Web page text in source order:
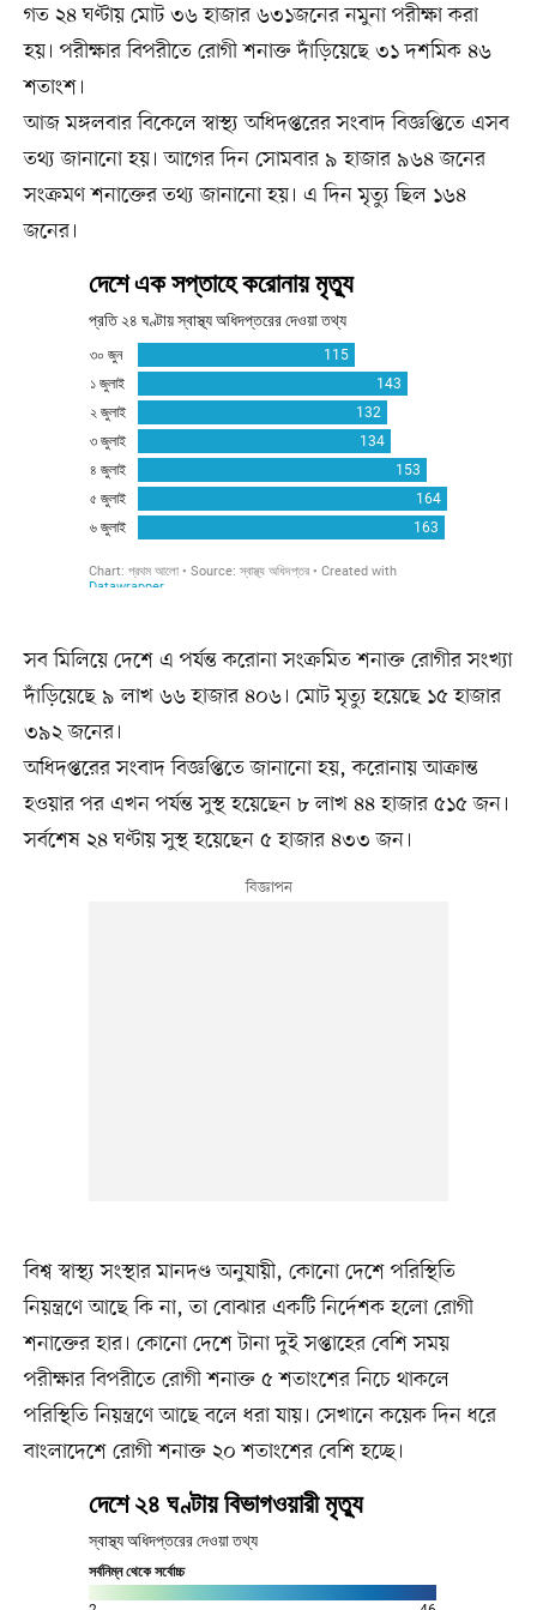
গত ২৪ ঘণ্টায় মোট ৩৬ হাজার ৬৩১জনের নমুনা পরীক্ষা করা
হয়। পরীক্ষার বিপরীতে রোগী শনাক্ত দাঁড়িয়েছে ৩১ দশমিক ৪৬
শতাংশ।
আজ মঙ্গলবার বিকেলে স্বাস্থ্য অধিদপ্তরের সংবাদ বিজ্ঞপ্তিতে এসব
তথ্য জানানো হয়। আগের দিন সোমবার ৯ হাজার ৯৬৪ জনের
সংক্রমণ শনাক্তের তথ্য জানানো হয়। এ দিন মৃত্যু ছিল ১৬৪
জনের।
সব মিলিয়ে দেশে এ পর্যন্ত করোনা সংক্রমিত শনাক্ত রোগীর সংখ্যা
দাঁড়িয়েছে ৯ লাখ ৬৬ হাজার ৪০৬। মোট মৃত্যু হয়েছে ১৫ হাজার
৩৯২ জনের।
অধিদপ্তরের সংবাদ বিজ্ঞপ্তিতে জানানো হয়, করোনায় আক্রান্ত
হওয়ার পর এখন পর্যন্ত সুস্থ হয়েছেন ৮ লাখ ৪৪ হাজার ৫১৫ জন।
সর্বশেষ ২৪ ঘণ্টায় সুস্থ হয়েছেন ৫ হাজার ৪৩৩ জন।
বিশ্ব স্বাস্থ্য সংস্থার মানদণ্ড অনুযায়ী, কোনো দেশে পরিস্থিতি
নিয়ন্ত্রণে আছে কি না, তা বোঝার একটি নির্দেশক হলো রোগী
শনাক্তের হার। কোনো দেশে টানা দুই সপ্তাহের বেশি সময়
পরীক্ষার বিপরীতে রোগী শনাক্ত ৫ শতাংশের নিচে থাকলে
পরিস্থিতি নিয়ন্ত্রণে আছে বলে ধরা যায়। সেখানে কয়েক দিন ধরে
বাংলাদেশে রোগী শনাক্ত ২০ শতাংশের বেশি হচ্ছে।